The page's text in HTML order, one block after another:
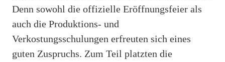
Denn sowohl die offizielle Eröffnungsfeier als
auch die Produktions- und
Verkostungsschulungen erfreuten sich eines
guten Zuspruchs. Zum Teil platzten die